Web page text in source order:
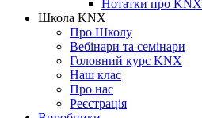
Нотатки про KNХ
Школа KNX
Про Школу
Вебінари та семінари
Головний курс KNX
Наш клас
Про нас
Реєстрація